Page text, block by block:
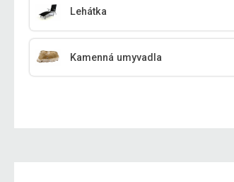
Lehátka
Kamenná umyvadla